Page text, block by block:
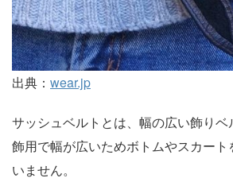
出典： wear.jp
サッシュベルトとは、幅の広い飾り
飾用で幅が広いためボトムやスカー
いません。